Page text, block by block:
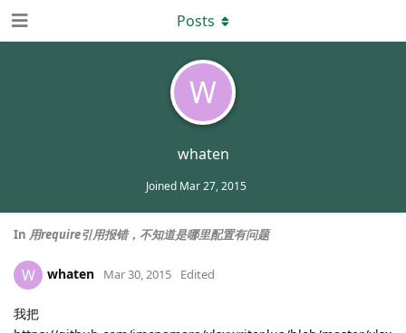
W
whaten
Joined Mar 27, 2015
Posts
In 用require引用报错，不知道是哪里配置有问题
W whaten Mar 30, 2015 Edited
我把